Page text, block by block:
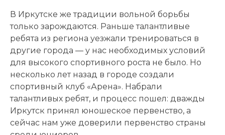
В Иркутске же традиции вольной борьбы
только зарождаются. Раньше талантливые
ребята из региона уезжали тренироваться в
другие города — у нас необходимых условий
для высокого спортивного роста не было. Но
несколько лет назад в городе создали
спортивный клуб «Арена». Набрали
талантливых ребят, и процесс пошел: дважды
Иркутск принял юношеское первенство, а
сейчас нам уже доверили первенство страны